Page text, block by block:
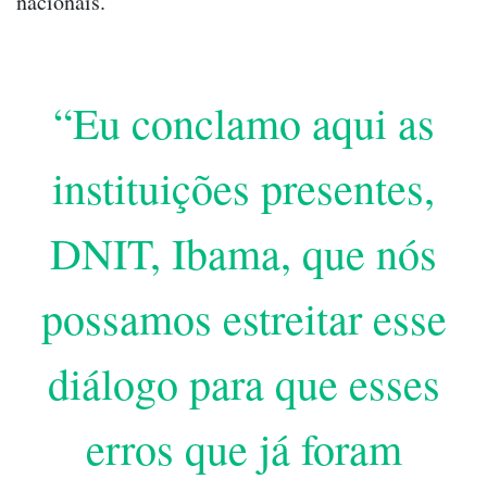
“Eu conclamo aqui as
instituições presentes,
DNIT, Ibama, que nós
possamos estreitar esse
diálogo para que esses
erros que já foram